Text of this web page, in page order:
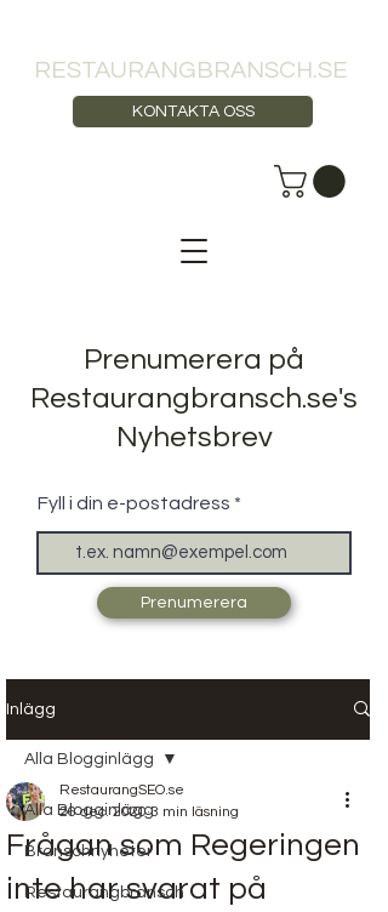
RESTAURANGBRANSCH.SE
KONTAKTA OSS
Prenumerera på
Restaurangbransch.se's
Nyhetsbrev
Fyll i din e-postadress
Prenumerera
Inlägg
Alla Blogginlägg
Branschnyheter
Restaurangbransch
Alla Blogginlägg
Frågan som Regeringen
inte har svarat på
RestaurangSEO.se
26 dec. 2020 3 min läsning